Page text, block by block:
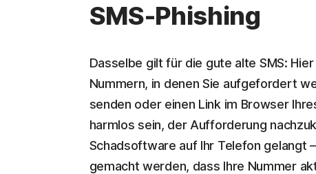
SMS-Phishing
Dasselbe gilt für die gute alte SMS:
Nummern, in denen Sie aufgefordert
senden oder einen Link im Browser
harmlos sein, der Aufforderung
Schadsoftware auf Ihr Telefon gelangt
gemacht werden, dass Ihre Nummer